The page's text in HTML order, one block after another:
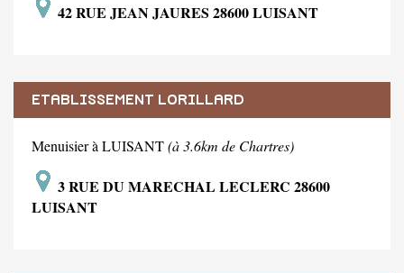
42 RUE JEAN JAURES 28600 LUISANT
ETABLISSEMENT LORILLARD
Menuisier à LUISANT(à 3.6km de Chartres)
3 RUE DU MARECHAL LECLERC 28600
LUISANT